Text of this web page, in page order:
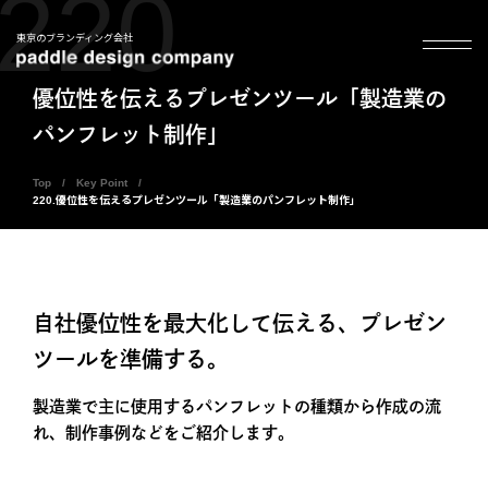
東京のブランディング会社
優位性を伝えるプレゼンツール「製造業の
パンフレット制作」
Top
Key Point
220.優位性を伝えるプレゼンツール「製造業のパンフレット制作」
自社優位性を最大化して伝える、プレゼン
ツールを準備する。
製造業で主に使用するパンフレットの種類から作成の流
れ、制作事例などをご紹介します。